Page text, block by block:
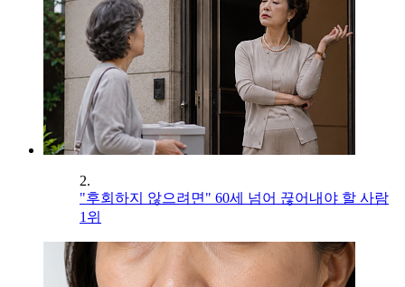
2.
"후회하지 않으려면" 60세 넘어 끊어내야 할 사람
1위